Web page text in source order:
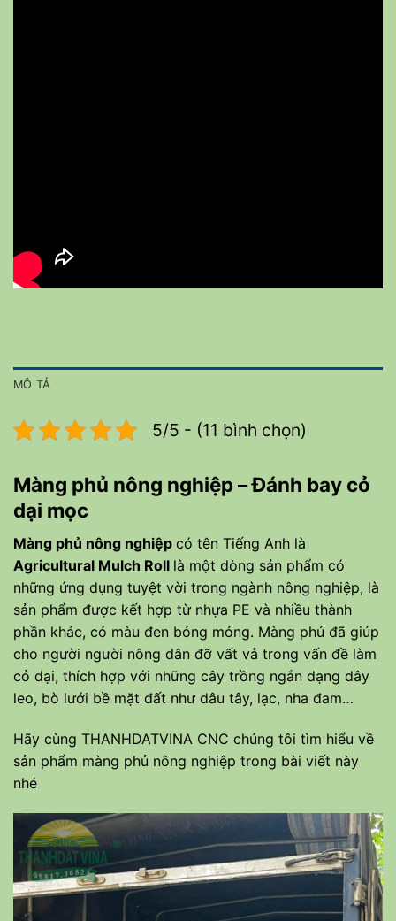
MÔ TẢ
5/5 - (11 bình chọn)
Màng phủ nông nghiệp – Đánh bay cỏ
dại mọc
Màng phủ nông nghiệp có tên Tiếng Anh là
Agricultural Mulch Roll là một dòng sản phẩm có
những ứng dụng tuyệt vời trong ngành nông nghiệp, là
sản phẩm được kết hợp từ nhựa PE và nhiều thành
phần khác, có màu đen bóng mỏng. Màng phủ đã giúp
cho người người nông dân đỡ vất vả trong vấn đề làm
cỏ dại, thích hợp với những cây trồng ngắn dạng dây
leo, bò lưới bề mặt đất như dâu tây, lạc, nha đam…
Hãy cùng THANHDATVINA CNC chúng tôi tìm hiểu về
sản phẩm màng phủ nông nghiệp trong bài viết này
nhé